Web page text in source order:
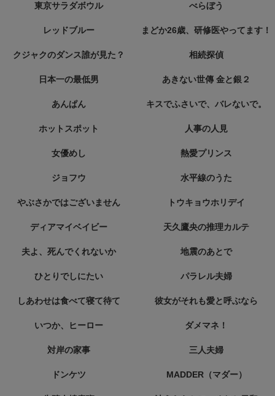
東京サラダボウル べらぼう
レッドブルー まどか26歳、研修医やってます！
クジャクのダンス誰が見た？ 相続探偵
日本一の最低男 あきない世傳 金と銀２
あんぱん キスでふさいで、バレないで。
ホットスポット 人事の人見
女優めし 熱愛プリンス
ジョフウ 水平線のうた
やぶさかではございません トウキョウホリデイ
ディアマイベイビー 天久鷹央の推理カルテ
夫よ、死んでくれないか 地震のあとで
ひとりでしにたい パラレル夫婦
しあわせは食べて寝て待て 彼女がそれも愛と呼ぶなら
いつか、ヒーロー ダメマネ！
対岸の家事 三人夫婦
ドンケツ MADDER（マダー）